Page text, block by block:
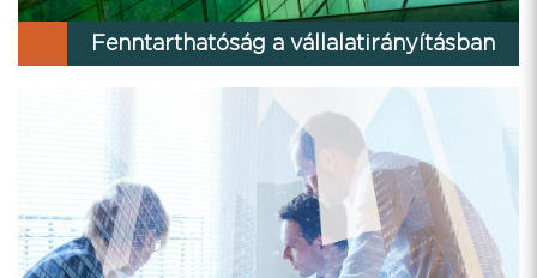
Fenntarthatóság a vállalatirányításban